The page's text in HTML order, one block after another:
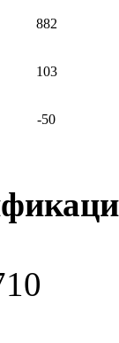
882
103
-50